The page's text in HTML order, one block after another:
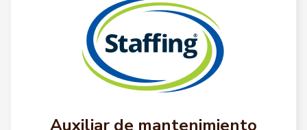
Auxiliar de mantenimiento